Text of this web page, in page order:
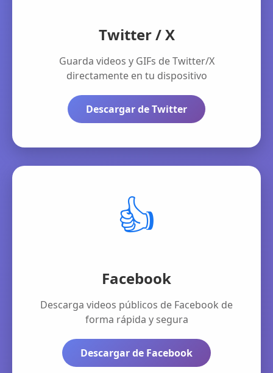
Twitter / X
Guarda videos y GIFs de Twitter/X
directamente en tu dispositivo
Descargar de Twitter
👍
Facebook
Descarga videos públicos de Facebook de
forma rápida y segura
Descargar de Facebook